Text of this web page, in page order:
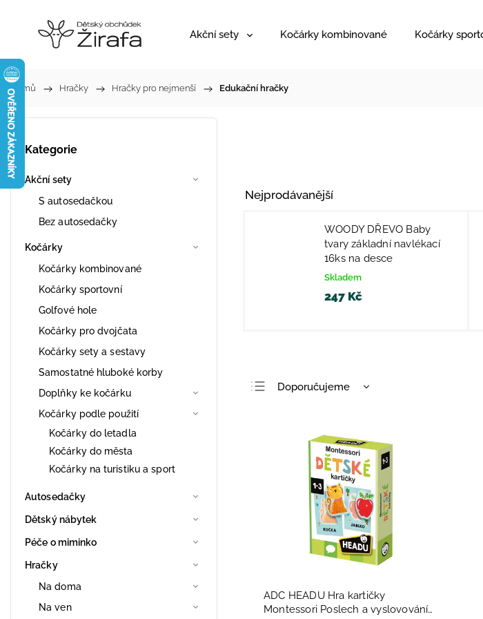
Akční sety Kočárky kombinované Kočárky
Domů / Hračky / Hračky pro nejmenší / Edukační hračky
Kategorie
Akční sety
S autosedačkou
Bez autosedačky
Kočárky
Kočárky kombinované
Kočárky sportovní
Golfové hole
Kočárky pro dvojčata
Kočárky sety a sestavy
Samostatné hluboké korby
Doplňky ke kočárku
Kočárky podle použití
Kočárky do letadla
Kočárky do města
Kočárky na turistiku a sport
Autosedačky
Dětský nábytek
Péče o miminko
Hračky
Na doma
Na ven
Nejprodávanější
WOODY DŘEVO Baby
tvary základní navlékací
16ks na desce
Skladem
247 Kč
Doporučujeme
Nejprodávanější
Abecedně
ADC HEADU Hra kartičky
Montessori Poslech a vyslovování